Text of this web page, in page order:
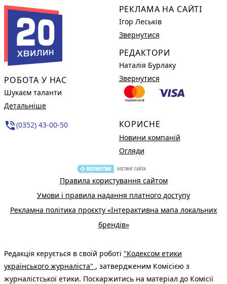
РОБОТА У НАС
Шукаєм таланти
Детальніше
phone_in_talk(0352) 43-00-50
РЕКЛАМА НА САЙТІ
Ігор Леськів
Звернутися
РЕДАКТОРИ
Наталія Бурлаку
Звернутися
КОРИСНЕ
Новини компаній
Огляди
Правила користування сайтом
Умови і правила надання платного доступу
Рекламна політика проєкту «Інтерактивна мапа локальних
брендів»
Редакція керується в своїй роботі "Кодексом етики
українського журналіста" , затвердженим Комісією з
журналістської етики. Поскаржитись на матеріал до Комісії